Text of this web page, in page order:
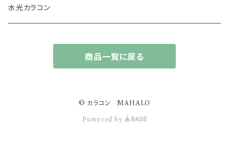
13.6mm
チュチュ
水光カラコン
商品一覧に戻る
© カラコン MAHALO
Powered by